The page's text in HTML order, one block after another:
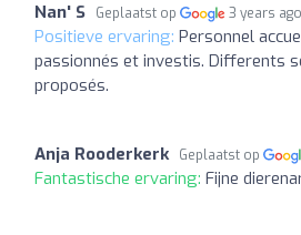
Nan' S Geplaatst op 3 years ago
Positieve ervaring: Personnel
passionnés et investis. Differents
proposés.
Anja Rooderkerk Geplaatst op
Fantastische ervaring: Fijne